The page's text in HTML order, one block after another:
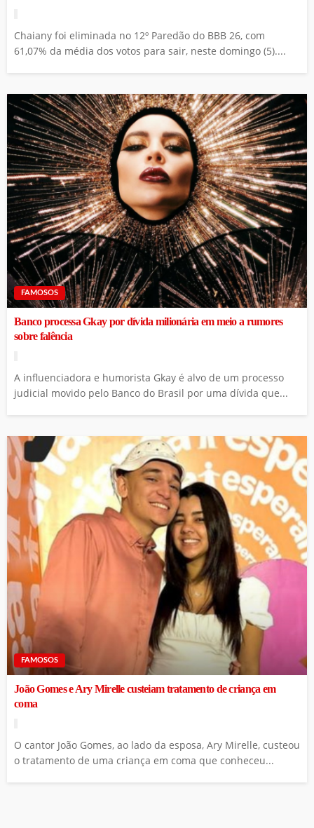
Chaiany foi eliminada no 12º Paredão do BBB 26, com
61,07% da média dos votos para sair, neste domingo (5)....
FAMOSOS
Banco processa Gkay por dívida milionária em meio a rumores
sobre falência
A influenciadora e humorista Gkay é alvo de um processo
judicial movido pelo Banco do Brasil por uma dívida que...
FAMOSOS
João Gomes e Ary Mirelle custeiam tratamento de criança em
coma
O cantor João Gomes, ao lado da esposa, Ary Mirelle, custeou
o tratamento de uma criança em coma que conheceu...